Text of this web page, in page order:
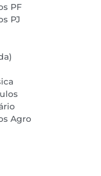
PF
PJ
Agro